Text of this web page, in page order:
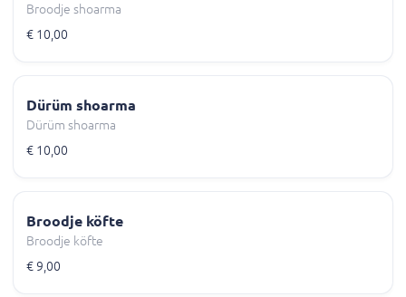
Broodje shoarma
€ 10,00
Dürüm shoarma
Dürüm shoarma
€ 10,00
Broodje köfte
Broodje köfte
€ 9,00